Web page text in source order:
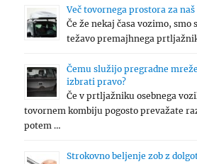
Več tovornega prostora za naš
Če že nekaj časa vozimo, smo
težavo premajhnega
Čemu služijo pregradne
izbrati pravo?
Če v prtljažniku osebnega
tovornem kombiju pogosto prevažate
potem …
Strokovno beljenje zob z